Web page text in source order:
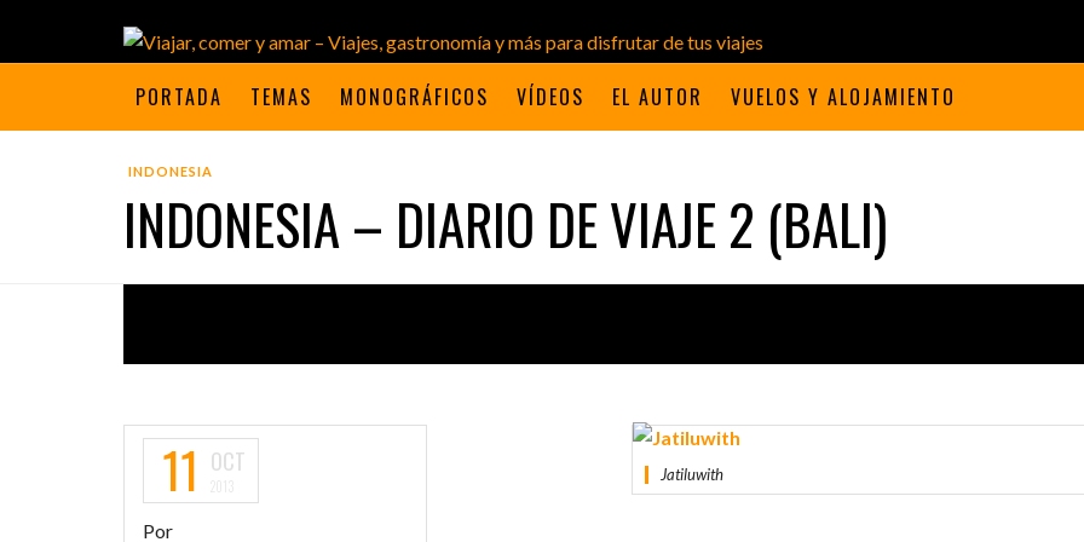
PORTADA TEMAS MONOGRÁFICOS VÍDEOS EL AUTOR VUELOS Y ALOJAMIENTO
INDONESIA
INDONESIA – DIARIO DE VIAJE 2 (BALI)
Jatiluwith
11 OCT
Por